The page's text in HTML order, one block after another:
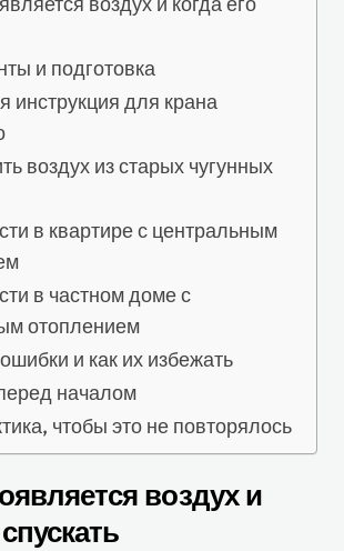
и подготовка
инструкция для крана
воздух из старых чугунных
в квартире с центральным
в частном доме с
отоплением
и как их избежать
началом
чтобы это не повторялось
воздух и